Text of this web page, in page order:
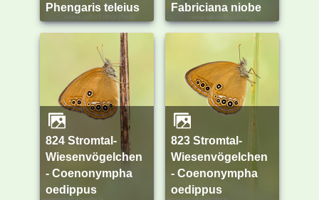
Phengaris teleius
Fabriciana niobe
824 Stromtal-
Wiesenvögelchen
- Coenonympha
oedippus
823 Stromtal-
Wiesenvögelchen
- Coenonympha
oedippus